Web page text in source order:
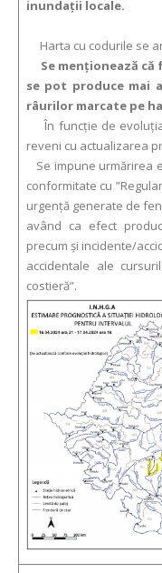
inundaţii locale.
Harta cu codurile se
Se menționează că
se pot produce mai
râurilor marcate pe
În funcție de evoluția
reveni cu actualizarea
Se impune urmărirea
conformitate cu
urgenţă generate de
având ca efect
precum și incidente/
accidentale ale
costieră”.